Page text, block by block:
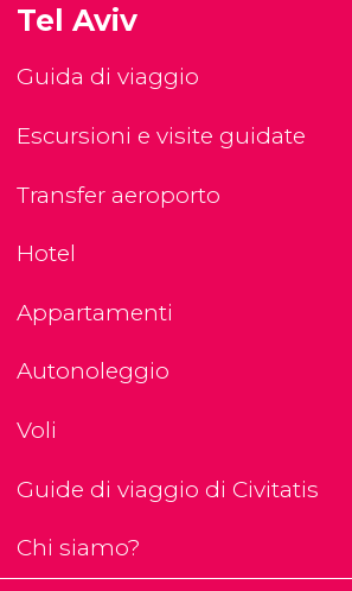
Tel Aviv
Guida di viaggio
Escursioni e visite guidate
Transfer aeroporto
Hotel
Appartamenti
Autonoleggio
Voli
Guide di viaggio di Civitatis
Chi siamo?